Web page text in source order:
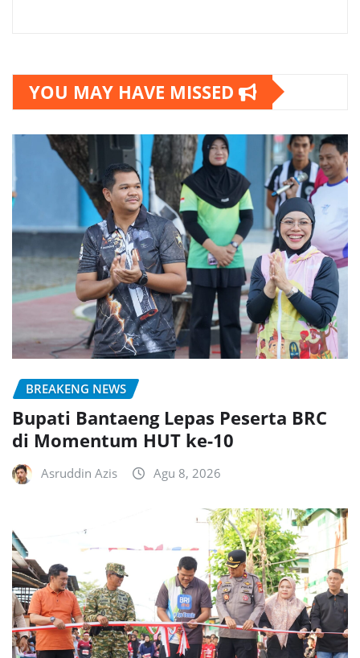
YOU MAY HAVE MISSED
BREAKENG NEWS
Bupati Bantaeng Lepas Peserta BRC
di Momentum HUT ke-10
Asruddin Azis Agu 8, 2026